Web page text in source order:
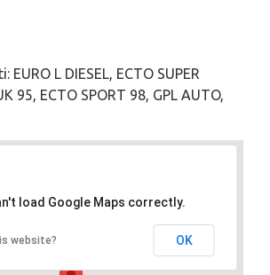
L DIESEL, ECTO SUPER
95, ECTO SPORT 98, GPL AUTO,
load Google Maps correctly.
website? OK